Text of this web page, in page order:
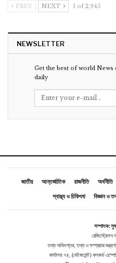
PREV NEXT 1 of 2,945
NEWSLETTER
Get the best of world
daily
জাতীয় আন্তর্জাতিক রাজনীতি অর্থনীতি
স্বাস্থ্য ও চিকিৎসা
বিজ্ঞান ও
সম্পাদক:
রেজিস্ট্রেশন
তথ্য অধিদপ্তর, তথ্য ও সম্প্রচার
কার্যালয় ৭৪, (বেইজমেন্ট ) কনকর্ড